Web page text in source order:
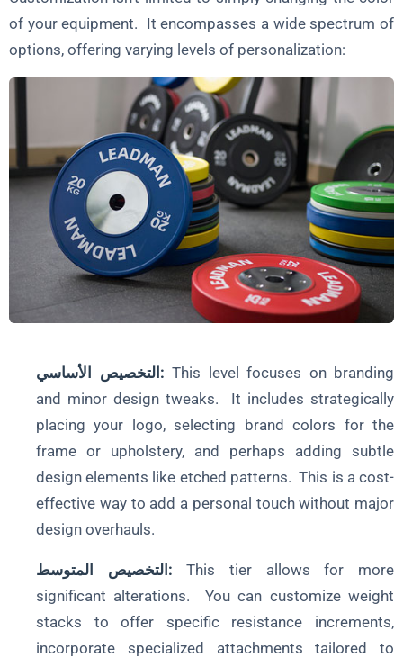
of your equipment. It encompasses a wide spectrum of
options, offering varying levels of personalization:
التخصيص الأساسي: This level focuses on branding
and minor design tweaks. It includes strategically
placing your logo, selecting brand colors for the
frame or upholstery, and perhaps adding subtle
design elements like etched patterns. This is a cost-
effective way to add a personal touch without major
design overhauls.
التخصيص المتوسط: This tier allows for more
significant alterations. You can customize weight
stacks to offer specific resistance increments,
incorporate specialized attachments tailored to